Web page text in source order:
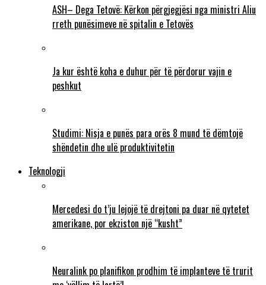
ASH– Dega Tetovë: Kërkon përgjegjësi nga ministri Aliu
rreth punësimeve në spitalin e Tetovës
Ja kur është koha e duhur për të përdorur vajin e
peshkut
Studimi: Nisja e punës para orës 8 mund të dëmtojë
shëndetin dhe ulë produktivitetin
Teknologji
Mercedesi do t’ju lejojë të drejtoni pa duar në qytetet
amerikane, por ekziston një “kusht”
Neuralink po planifikon prodhim të implanteve të trurit